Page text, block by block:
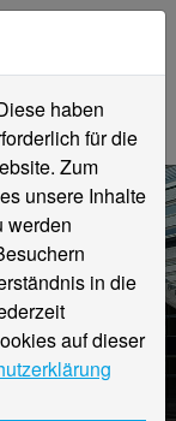
haben
für die
Zum
unsere Inhalte
werden
in die
auf dieser